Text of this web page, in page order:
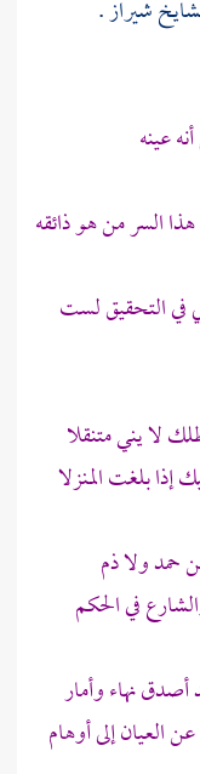
شيراز.
عينه
السر من هو ذائقه
التحقيق لست
لا يني متنقلا
بلغت المنزلا
حمد ولا ذم
في الحكم
نهاء وأمار
إلى أوهام